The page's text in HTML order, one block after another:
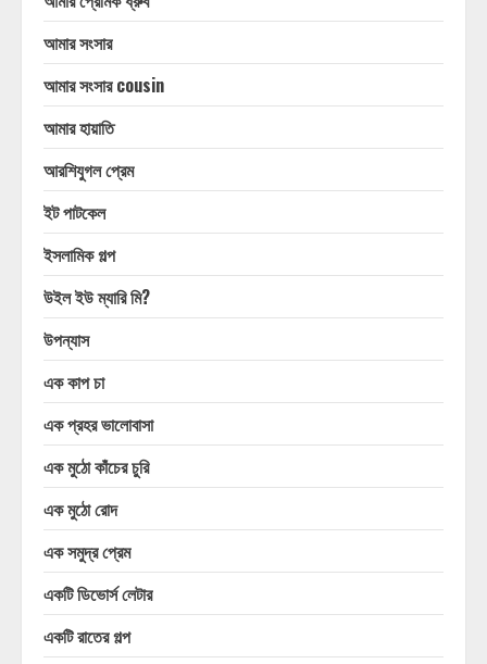
আমার সংসার
আমার সংসার cousin
আমার হায়াতি
আরশিযুগল প্রেম
ইট পাটকেল
ইসলামিক গল্প
উইল ইউ ম্যারি মি?
উপন্যাস
এক কাপ চা
এক প্রহর ভালোবাসা
এক মুঠো কাঁচের চুরি
এক মুঠো রোদ
এক সমুদ্র প্রেম
একটি ডিভোর্স লেটার
একটি রাতের গল্প